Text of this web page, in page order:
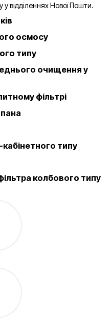
відділеннях Нової Пошти.
осмосу
типу
очищення у
фільтрі
типу
колбового типу